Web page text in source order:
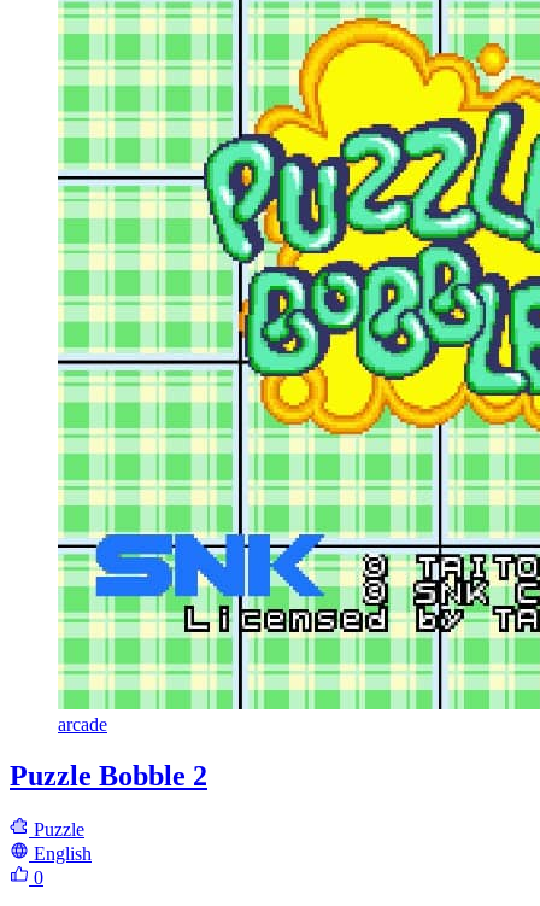
arcade
Puzzle Bobble 2
Puzzle
English
0